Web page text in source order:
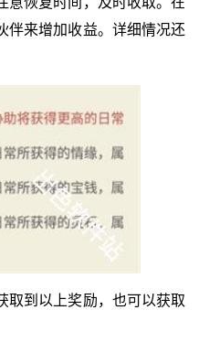
伴来增加收益。详细情况还
取到以上奖励，也可以获取